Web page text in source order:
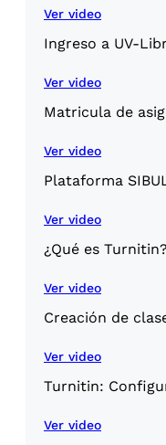
Ver video
Ingreso a UV-
Ver video
Matricula de
Ver video
Plataforma
Ver video
¿Qué es Turnitin?
Ver video
Creación de
Ver video
Turnitin:
Ver video